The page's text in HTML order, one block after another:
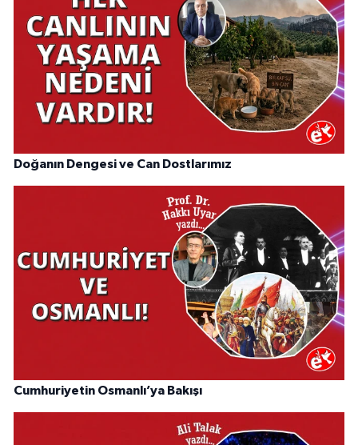
Doğanın Dengesi ve Can Dostlarımız
Cumhuriyetin Osmanlı’ya Bakışı